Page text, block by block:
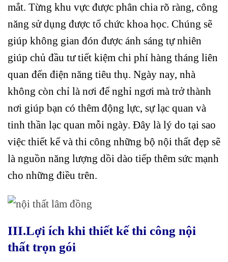
mắt. Từng khu vực được phân chia rõ ràng, công
năng sử dụng được tổ chức khoa học. Chúng sẽ
giúp không gian đón được ánh sáng tự nhiên
giúp chủ đầu tư tiết kiệm chi phí hàng tháng liên
quan đến điện năng tiêu thụ. Ngày nay, nhà
không còn chỉ là nơi để nghỉ ngơi mà trở thành
nơi giúp bạn có thêm động lực, sự lạc quan và
tinh thần lạc quan mỗi ngày. Đây là lý do tại sao
việc thiết kế và thi công những bộ nội thất đẹp sẽ
là nguồn năng lượng dồi dào tiếp thêm sức mạnh
cho những điều trên.
III.Lợi ích khi thiết kế thi công nội
thất trọn gói